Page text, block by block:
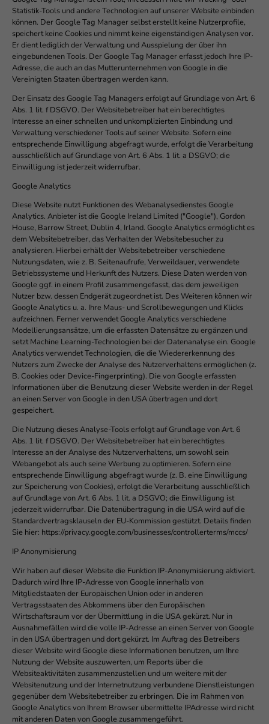
Statistik-Tools und andere Technologien auf unserer Website einbinden
können. Der Google Tag Manager selbst erstellt keine Nutzerprofile,
speichert keine Cookies und nimmt keine eigenständigen Analysen vor.
Er dient lediglich der Verwaltung und Ausspielung der über ihn
eingebundenen Tools. Der Google Tag Manager erfasst jedoch Ihre IP-
Adresse, die auch an das Mutterunternehmen von Google in die
Vereinigten Staaten übertragen werden kann.
Der Einsatz des Google Tag Managers erfolgt auf Grundlage von Art. 6
Abs. 1 lit. f DSGVO. Der Websitebetreiber hat ein berechtigtes
Interesse an einer schnellen und unkomplizierten Einbindung und
Verwaltung verschiedener Tools auf seiner Website. Sofern eine
entsprechende Einwilligung abgefragt wurde, erfolgt die Verarbeitung
ausschließlich auf Grundlage von Art. 6 Abs. 1 lit. a DSGVO; die
Einwilligung ist jederzeit widerrufbar.
Google Analytics
Diese Website nutzt Funktionen des Webanalysedienstes Google
Analytics. Anbieter ist die Google Ireland Limited ("Google"), Gordon
House, Barrow Street, Dublin 4, Irland. Google Analytics ermöglicht es
dem Websitebetreiber, das Verhalten der Websitebesucher zu
analysieren. Hierbei erhält der Websitebetreiber verschiedene
Nutzungsdaten, wie z. B. Seitenaufrufe, Verweildauer, verwendete
Betriebssysteme und Herkunft des Nutzers. Diese Daten werden von
Google ggf. in einem Profil zusammengefasst, das dem jeweiligen
Nutzer bzw. dessen Endgerät zugeordnet ist. Des Weiteren können wir
Google Analytics u. a. Ihre Maus- und Scrollbewegungen und Klicks
aufzeichnen. Ferner verwendet Google Analytics verschiedene
Modellierungsansätze, um die erfassten Datensätze zu ergänzen und
setzt Machine Learning-Technologien bei der Datenanalyse ein. Google
Analytics verwendet Technologien, die die Wiedererkennung des
Nutzers zum Zwecke der Analyse des Nutzerverhaltens ermöglichen (z.
B. Cookies oder Device-Fingerprinting). Die von Google erfassten
Informationen über die Benutzung dieser Website werden in der Regel
an einen Server von Google in den USA übertragen und dort
gespeichert.
Die Nutzung dieses Analyse-Tools erfolgt auf Grundlage von Art. 6
Abs. 1 lit. f DSGVO. Der Websitebetreiber hat ein berechtigtes
Interesse an der Analyse des Nutzerverhaltens, um sowohl sein
Webangebot als auch seine Werbung zu optimieren. Sofern eine
entsprechende Einwilligung abgefragt wurde (z. B. eine Einwilligung
zur Speicherung von Cookies), erfolgt die Verarbeitung ausschließlich
auf Grundlage von Art. 6 Abs. 1 lit. a DSGVO; die Einwilligung ist
jederzeit widerrufbar. Die Datenübertragung in die USA wird auf die
Standardvertragsklauseln der EU-Kommission gestützt. Details finden
Sie hier: https://privacy.google.com/businesses/controllerterms/mccs/
IP Anonymisierung
Wir haben auf dieser Website die Funktion IP-Anonymisierung aktiviert.
Dadurch wird Ihre IP-Adresse von Google innerhalb von
Mitgliedstaaten der Europäischen Union oder in anderen
Vertragsstaaten des Abkommens über den Europäischen
Wirtschaftsraum vor der Übermittlung in die USA gekürzt. Nur in
Ausnahmefällen wird die volle IP-Adresse an einen Server von Google
in den USA übertragen und dort gekürzt. Im Auftrag des Betreibers
dieser Website wird Google diese Informationen benutzen, um Ihre
Nutzung der Website auszuwerten, um Reports über die
Websiteaktivitäten zusammenzustellen und um weitere mit der
Websitenutzung und der Internetnutzung verbundene Dienstleistungen
gegenüber dem Websitebetreiber zu erbringen. Die im Rahmen von
Google Analytics von Ihrem Browser übermittelte IPAdresse wird nicht
mit anderen Daten von Google zusammengeführt.